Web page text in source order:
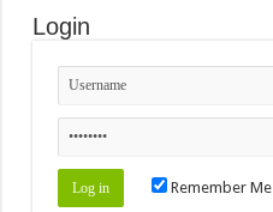
Login
Remember Me